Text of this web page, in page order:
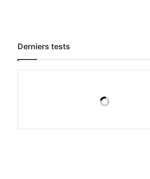
Derniers tests